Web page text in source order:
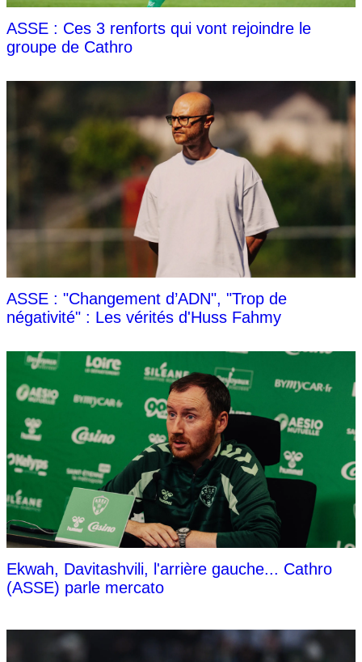
ASSE : Ces 3 renforts qui vont rejoindre le
groupe de Cathro
ASSE : "Changement d’ADN", "Trop de
négativité" : Les vérités d'Huss Fahmy
Ekwah, Davitashvili, l'arrière gauche... Cathro
(ASSE) parle mercato